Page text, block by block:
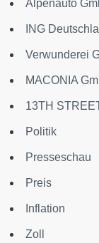
Alpenauto
ING
Verwunderei
MACONIA
13TH
Politik
Presseschau
Preis
Inflation
Zoll